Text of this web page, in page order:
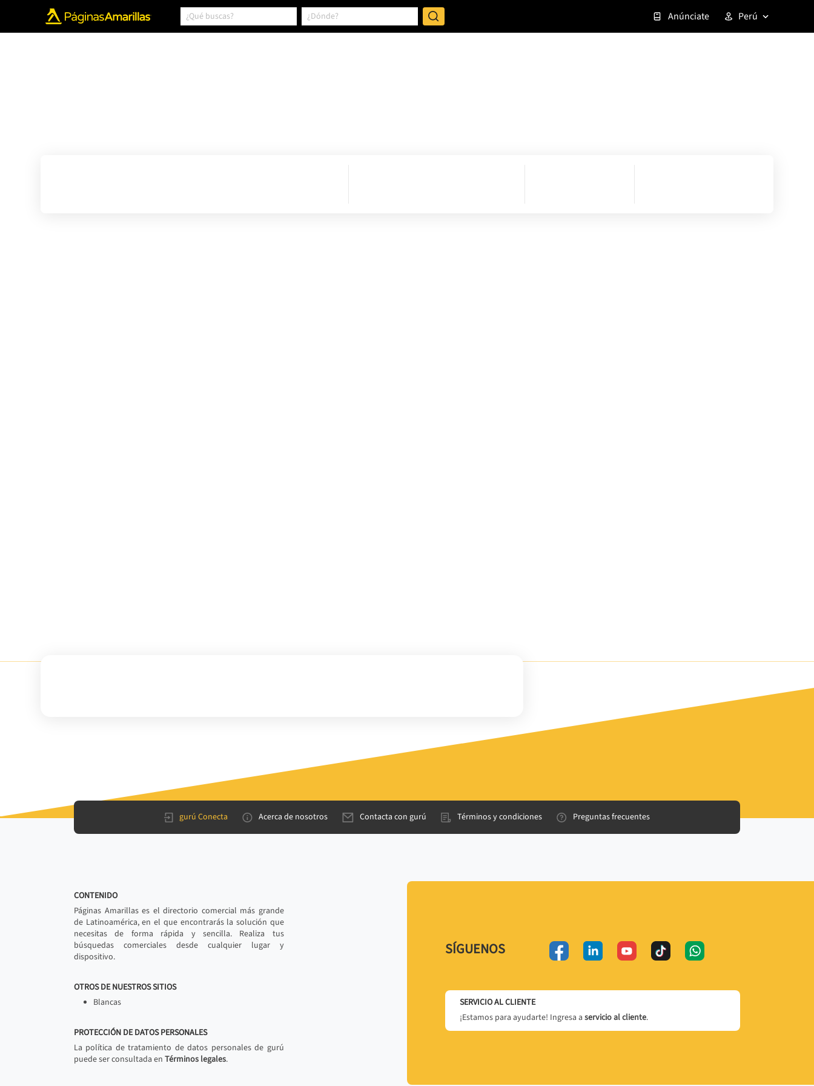
Anúnciate Perú
gurú Conecta Acerca de nosotros Contacta con gurú Términos y condiciones Preguntas frecuentes
CONTENIDO
Páginas Amarillas es el directorio comercial más grande
de Latinoamérica, en el que encontrarás la solución que
necesitas de forma rápida y sencilla. Realiza tus
búsquedas comerciales desde cualquier lugar y
dispositivo.
OTROS DE NUESTROS SITIOS
Blancas
PROTECCIÓN DE DATOS PERSONALES
La política de tratamiento de datos personales de gurú
puede ser consultada en Términos legales.
SÍGUENOS
SERVICIO AL CLIENTE
¡Estamos para ayudarte! Ingresa a servicio al cliente.